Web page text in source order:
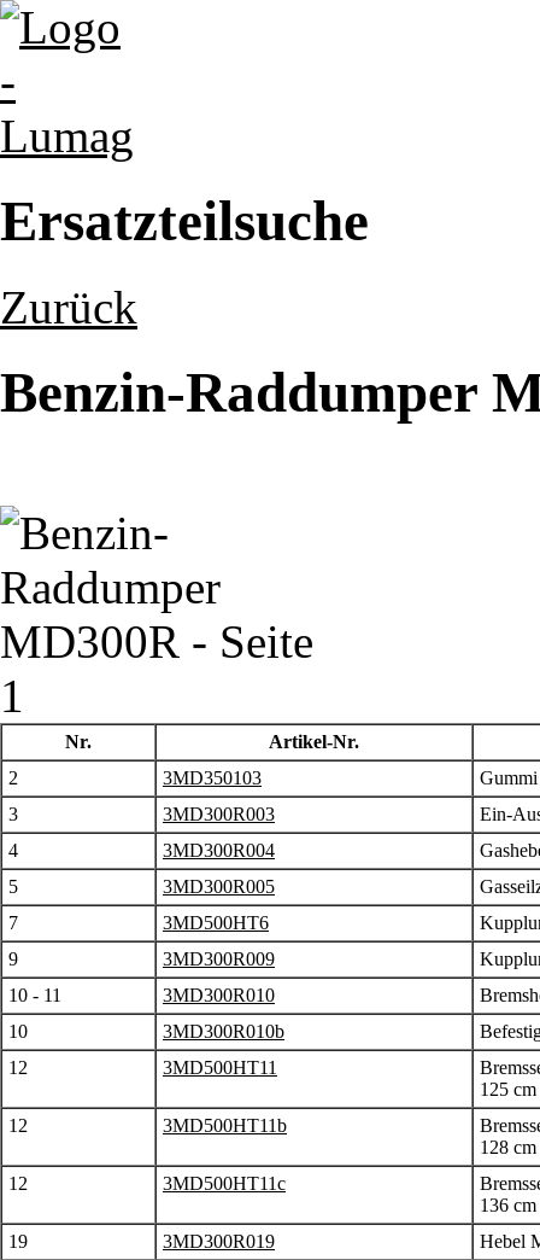
Ersatzteilsuche
Zurück
Benzin-Raddumper
Nr.
Artikel-Nr.
2
3MD350103
3
3MD300R003
Ein-
4
3MD300R004
5
3MD300R005
7
3MD500HT6
9
3MD300R009
10 - 11
3MD300R010
10
3MD300R010b
12
3MD500HT11
125 cm
12
3MD500HT11b
128 cm
12
3MD500HT11c
136 cm
19
3MD300R019
Hebel